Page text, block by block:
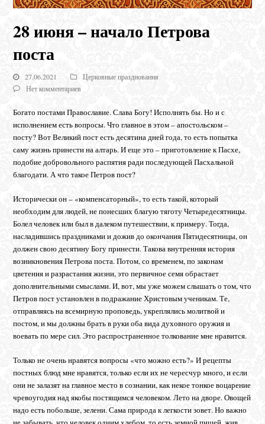
28 июня – начало Петрова
поста
27.06.2021
Церковные празднования
Нет комментариев
Богато постами Православие. Слава Богу! Исполнять бы. Но и с
исполнением есть вопросы. Что главное в этом – апостольском –
посту? Вот Великий пост есть десятина дней года, то есть попытка
саму жизнь принести на алтарь. И еще это – приготовление к Пасхе,
подобие добровольного распятия ради последующей Пасхальной
благодати. А что такое Петров пост?
Исторически он – «компенсаторный», то есть такой, который
необходим для людей, не понесших благую тяготу Четыредесятницы.
Болел человек или был в далеком путешествии, к примеру. Тогда,
насладившись праздниками и дожив до окончания Пятидесятницы, он
должен свою десятину Богу принести. Такова внутренняя история
возникновения Петрова поста. Потом, со временем, по законам
цветения и разрастания жизни, это первичное семя обрастает
дополнительными смыслами. И, вот, мы уже можем слышать о том, что
Петров пост установлен в подражание Христовым ученикам. Те,
отправляясь на всемирную проповедь, укреплялись молитвой и
постом, и мы должны брать в руки оба вида духовного оружия и
воевать по мере сил. Это распространенное толкование мне нравится.
Только не очень нравятся вопросы «что можно есть?» И рецепты
постных блюд мне нравятся, только если их не чересчур много, и если
они не залазят на главное место в сознании, как некое тонкое воцарение
чревоугодия над якобы постящимся человеком. Лето на дворе. Овощей
надо есть побольше, зелени. Сама природа к легкости зовет. Но важно